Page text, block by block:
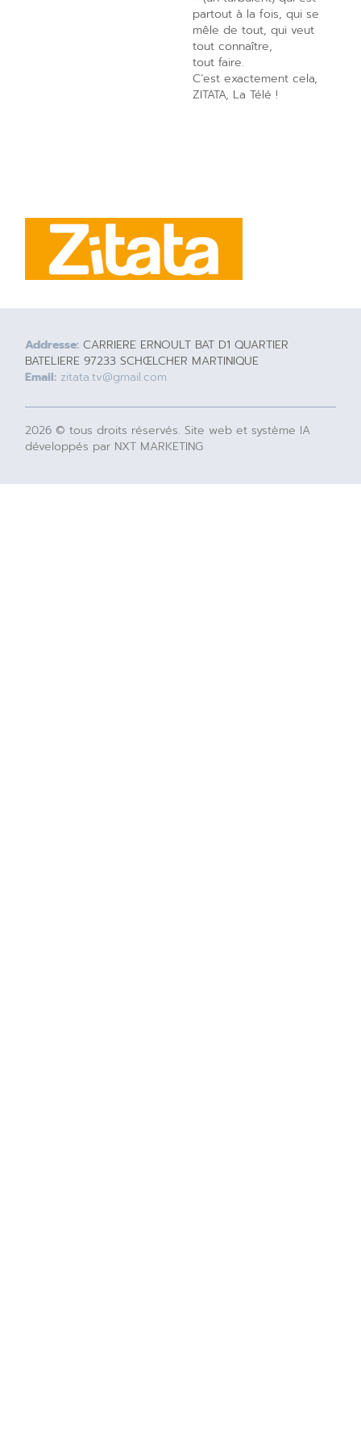
partout à la fois, qui se
mêle de tout, qui veut
tout connaître,
tout faire.
C’est exactement cela,
ZITATA, La Télé !
Addresse: CARRIERE ERNOULT BAT D1 QUARTIER
BATELIERE 97233 SCHŒLCHER MARTINIQUE
Email: zitata.tv@gmail.com
2026 © tous droits réservés. Site web et système IA
développés par NXT MARKETING